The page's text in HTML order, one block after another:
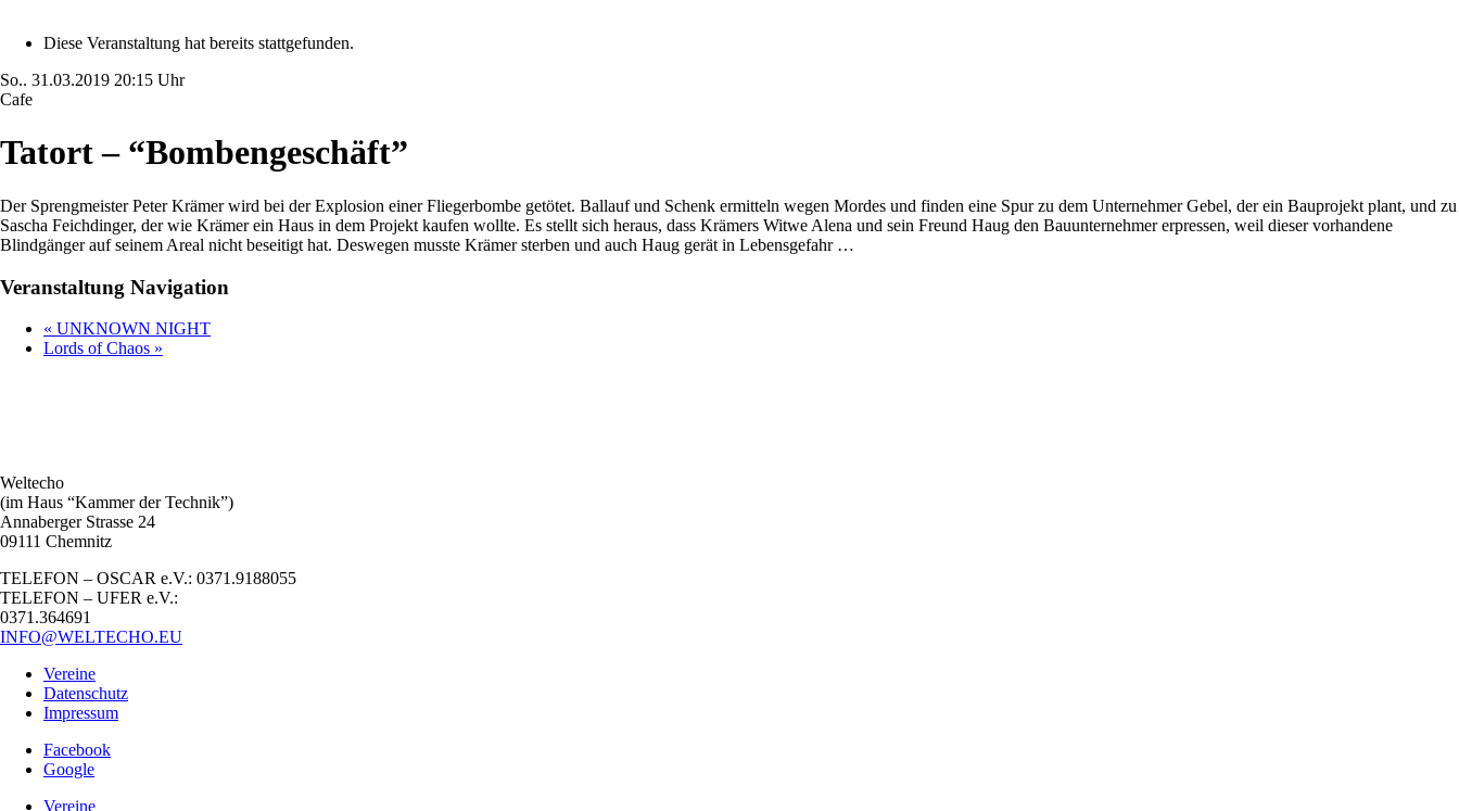
Diese Veranstaltung hat bereits stattgefunden.
So.. 31.03.2019 20:15 Uhr
Cafe
Tatort – “Bombengeschäft”
Der Sprengmeister Peter Krämer wird bei der Explosion einer Fliegerbombe getötet. Ballauf und Schenk ermitteln wegen Mordes und finden eine Spur zu dem Unternehmer Gebel, der ein Bauprojekt plant, und zu
Sascha Feichdinger, der wie Krämer ein Haus in dem Projekt kaufen wollte. Es stellt sich heraus, dass Krämers Witwe Alena und sein Freund Haug den Bauunternehmer erpressen, weil dieser vorhandene
Blindgänger auf seinem Areal nicht beseitigt hat. Deswegen musste Krämer sterben und auch Haug gerät in Lebensgefahr …
Veranstaltung Navigation
« UNKNOWN NIGHT
Lords of Chaos »
Weltecho
(im Haus “Kammer der Technik”)
Annaberger Strasse 24
09111 Chemnitz
TELEFON – OSCAR e.V.: 0371.9188055
TELEFON – UFER e.V.:
0371.364691
INFO@WELTECHO.EU
Vereine
Datenschutz
Impressum
Facebook
Google
Vereine